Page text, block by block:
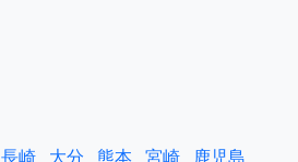
長崎 大分 熊本 宮崎 鹿児島